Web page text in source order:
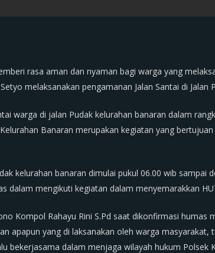
rasa aman dan nyaman bagi warga yang
melaksanakan pengamanan Jalan Santai di
warga di jalan Pudak kelurahan banaran dalam
Banaran merupakan kegiatan yang
kelurahan banaran dimulai pukul 06.00 wib
dalam mengikuti kegiatan dalam menyemarakkan
Kompol Rahayu Rini S.Pd saat dikonfirmasi humas
apapun yang di laksanakan oleh warga
bekerjasama dalam menjaga wilayah hukum Polsek